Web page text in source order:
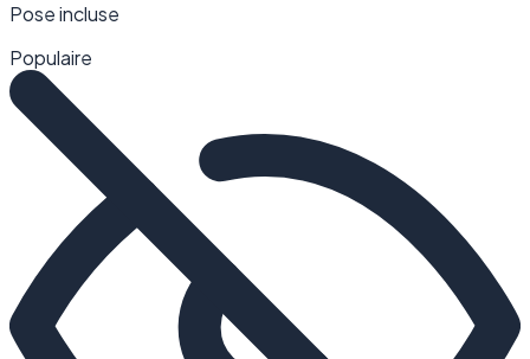
Pose incluse
Populaire